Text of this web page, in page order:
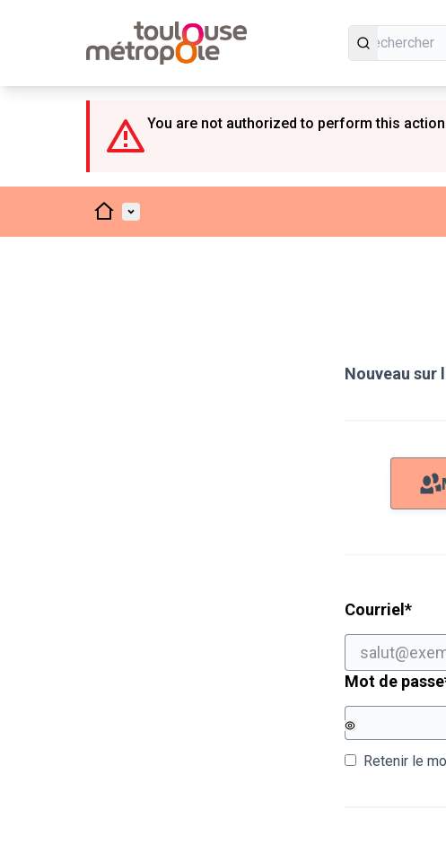
You are not authorized to perform this
AccueilMenu principal
Nouveau sur
Courriel *
Mot de passe
Retenir le